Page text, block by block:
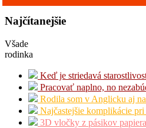
Najčítanejšie
Všade
rodinka
Keď je striedavá
Pracovať naplno, no
Rodila som v Anglicku aj
Najčastejšie komplikácie
3D vločky z pásikov papiera